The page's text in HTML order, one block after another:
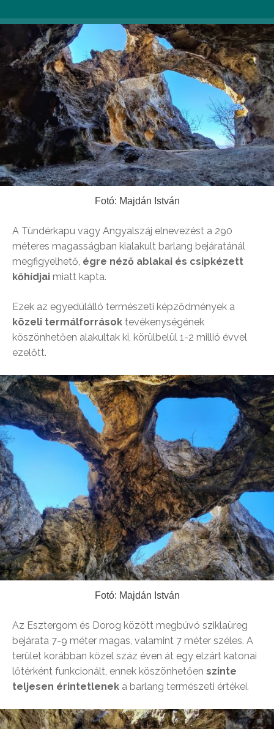
Fotó: Majdán István
A Tündérkapu vagy Angyalszáj elnevezést a 290
méteres magasságban kialakult barlang bejáratánál
megfigyelhető, égre néző ablakai és csipkézett
kőhídjai miatt kapta.
Ezek az egyedülálló természeti képződmények a
közeli termálforrások tevékenységének
köszönhetően alakultak ki, körülbelül 1-2 millió évvel
ezelőtt.
Fotó: Majdán István
Az Esztergom és Dorog között megbúvó sziklaüreg
bejárata 7-9 méter magas, valamint 7 méter széles. A
terület korábban közel száz éven át egy elzárt katonai
lőtérként funkcionált, ennek köszönhetően szinte
teljesen érintetlenek a barlang természeti értékei.